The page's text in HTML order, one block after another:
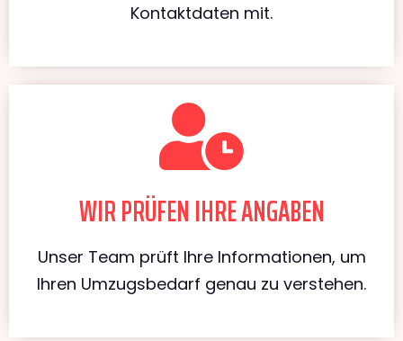
Kontaktdaten mit.
WIR PRÜFEN IHRE ANGABEN
Unser Team prüft Ihre Informationen, um
Ihren Umzugsbedarf genau zu verstehen.